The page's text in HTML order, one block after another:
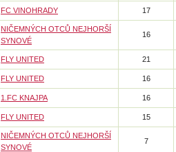
FC VINOHRADY 17
NIČEMNÝCH OTCŮ NEJHORŠÍ
SYNOVÉ
16
FLY UNITED 21
FLY UNITED 16
1.FC KNAJPA 16
FLY UNITED 15
NIČEMNÝCH OTCŮ NEJHORŠÍ
SYNOVÉ
7